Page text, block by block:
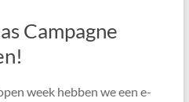
Campagne
week hebben we een e-